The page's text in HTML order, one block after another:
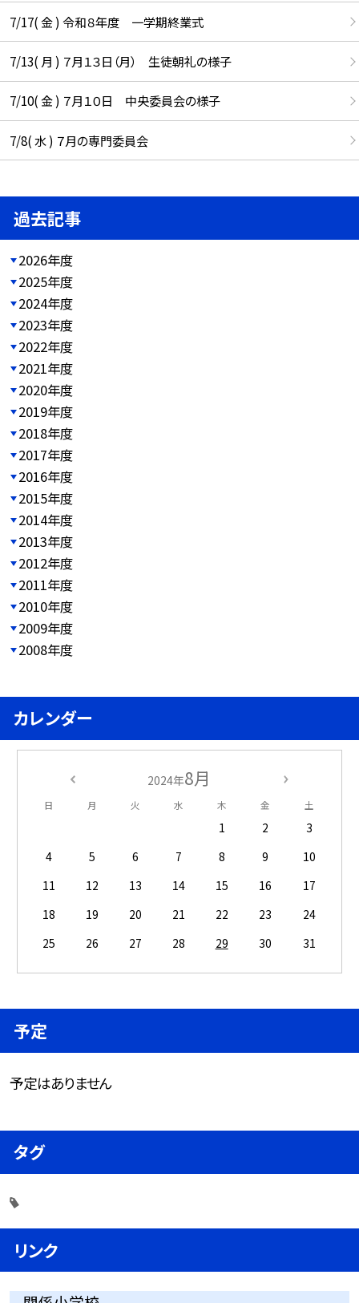
7/17( 金 ) 令和８年度 一学期終業式
7/13( 月 ) ７月１３日（月） 生徒朝礼の様子
7/10( 金 ) ７月１０日 中央委員会の様子
7/8( 水 ) ７月の専門委員会
過去記事
2026年度
2025年度
2024年度
2023年度
2022年度
2021年度
2020年度
2019年度
2018年度
2017年度
2016年度
2015年度
2014年度
2013年度
2012年度
2011年度
2010年度
2009年度
2008年度
カレンダー
2024年8月
日 月 火 水 木 金 土
1 2
3
4
5 6 7 8 9
10
11
12 13 14 15 16
17
18
19 20 21 22 23
24
25
26 27 28 29 30 31
予定
予定はありません
タグ
リンク